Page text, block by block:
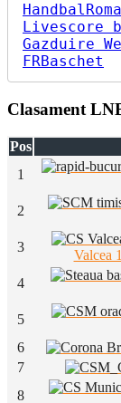
Livescore
Gazduire
FRBaschet
Clasament
Pos
1
2
3
Valcea
4
5
6
7
8